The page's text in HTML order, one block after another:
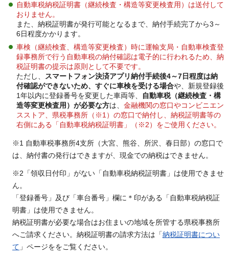
自動車税納税証明書（継続検査・構造等変更検査用）は送付して
おりません。
また、納税証明書が発行可能となるまで、納付手続完了から3～
6日程度かかります。
車検（継続検査、構造等変更検査）時に運輸支局・自動車検査登
録事務所で行う自動車税の納付確認は電子的に行われるため、納
税証明書の提示は原則として不要です。
ただし、
スマートフォン決済アプリ納付手続後4～7日程度は納
付確認ができないため、すぐに車検を受ける場合や、新規登録後
1年以内に登録番号を変更した車両等、
自動車税（継続検査・構
造等変更検査用）が必要な方は、 金融機関の窓口やコンビニエン
スストア、県税事務所（※1）の窓口で納付し、納税証明書等の
右側にある「自動車税納税証明書」（※2）をご使用ください。
※1 自動車税事務所4支所（大宮、熊谷、所沢、春日部）の窓口で
は、納付書の発行はできますが、現金での納税はできません。
※2「領収日付印」がない「自動車税納税証明書」は使用できませ
ん。
「登録番号」及び「車台番号」欄に＊印がある「自動車税納税証
明書」は使用できません。
納税証明書が必要な場合はお住まいの地域を所管する県税事務所
へご請求ください。納税証明書の請求方法は「納税証明書につい
て 」ページををご覧ください。